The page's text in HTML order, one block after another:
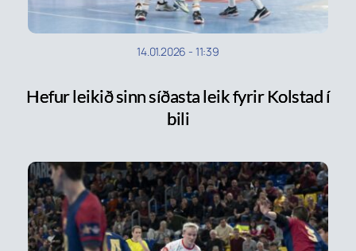
14.01.2026 - 11:39
Hefur leikið sinn síðasta leik fyrir Kolstad í
bili